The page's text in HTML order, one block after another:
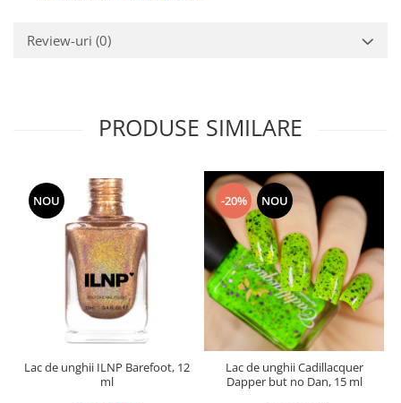
Review-uri (0)
PRODUSE SIMILARE
NOU
Lac de unghii ILNP Barefoot, 12
ml
-20% NOU
Lac de unghii Cadillacquer
Dapper but no Dan, 15 ml